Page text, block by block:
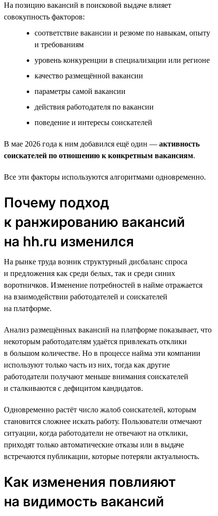
На позицию вакансий в поисковой выдаче влияет
совокупность факторов:
соответствие вакансии и резюме по навыкам, опыту
и требованиям
уровень конкуренции в специализации или регионе
качество размещённой вакансии
параметры самой вакансии
действия работодателя по вакансии
поведение и интересы соискателей
В мае 2026 года к ним добавился ещё один — активность
соискателей по отношению к конкретным вакансиям.
Все эти факторы используются алгоритмами одновременно.
Почему подход
к ранжированию вакансий
на hh.ru изменился
На рынке труда возник структурный дисбаланс спроса
и предложения как среди белых, так и среди синих
воротничков. Изменение потребностей в найме отражается
на взаимодействии работодателей и соискателей
на платформе.
Анализ размещённых вакансий на платформе показывает, что
некоторым работодателям удаётся привлекать отклики
в большом количестве. Но в процессе найма эти компании
используют только часть из них, тогда как другие
работодатели получают меньше внимания соискателей
и сталкиваются с дефицитом кандидатов.
Одновременно растёт число жалоб соискателей, которым
становится сложнее искать работу. Пользователи отмечают
ситуации, когда работодатели не отвечают на отклики,
приходят только автоматические отказы или в выдаче
встречаются публикации, которые потеряли актуальность.
Как изменения повлияют
на видимость вакансий